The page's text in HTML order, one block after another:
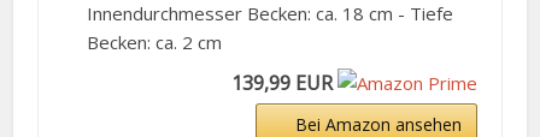
Innendurchmesser Becken: ca. 18 cm - Tiefe
Becken: ca. 2 cm
139,99 EUR
Bei Amazon ansehen